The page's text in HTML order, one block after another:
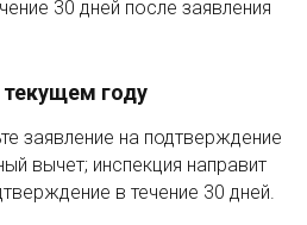
30 дней после заявления
текущем году
заявление на подтверждение
вычет; инспекция направит
в течение 30 дней.